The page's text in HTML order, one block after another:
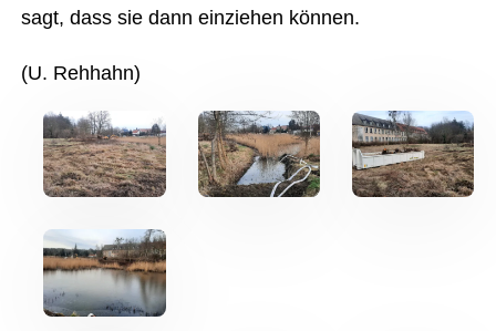
sagt, dass sie dann einziehen können.
(U. Rehhahn)